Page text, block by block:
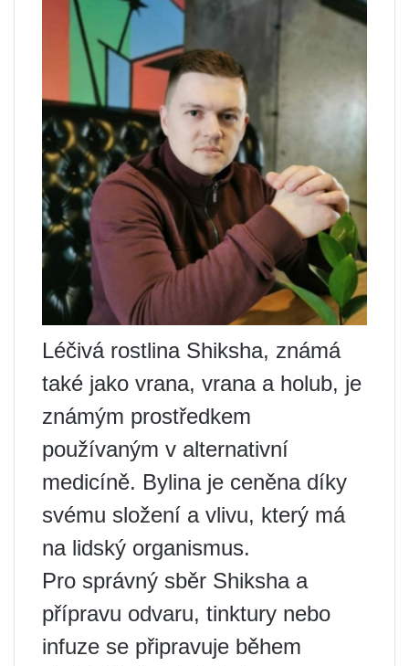
Léčivá rostlina Shiksha, známá
také jako vrana, vrana a holub, je
známým prostředkem
používaným v alternativní
medicíně. Bylina je ceněna díky
svému složení a vlivu, který má
na lidský organismus.
Pro správný sběr Shiksha a
přípravu odvaru, tinktury nebo
infuze se připravuje během